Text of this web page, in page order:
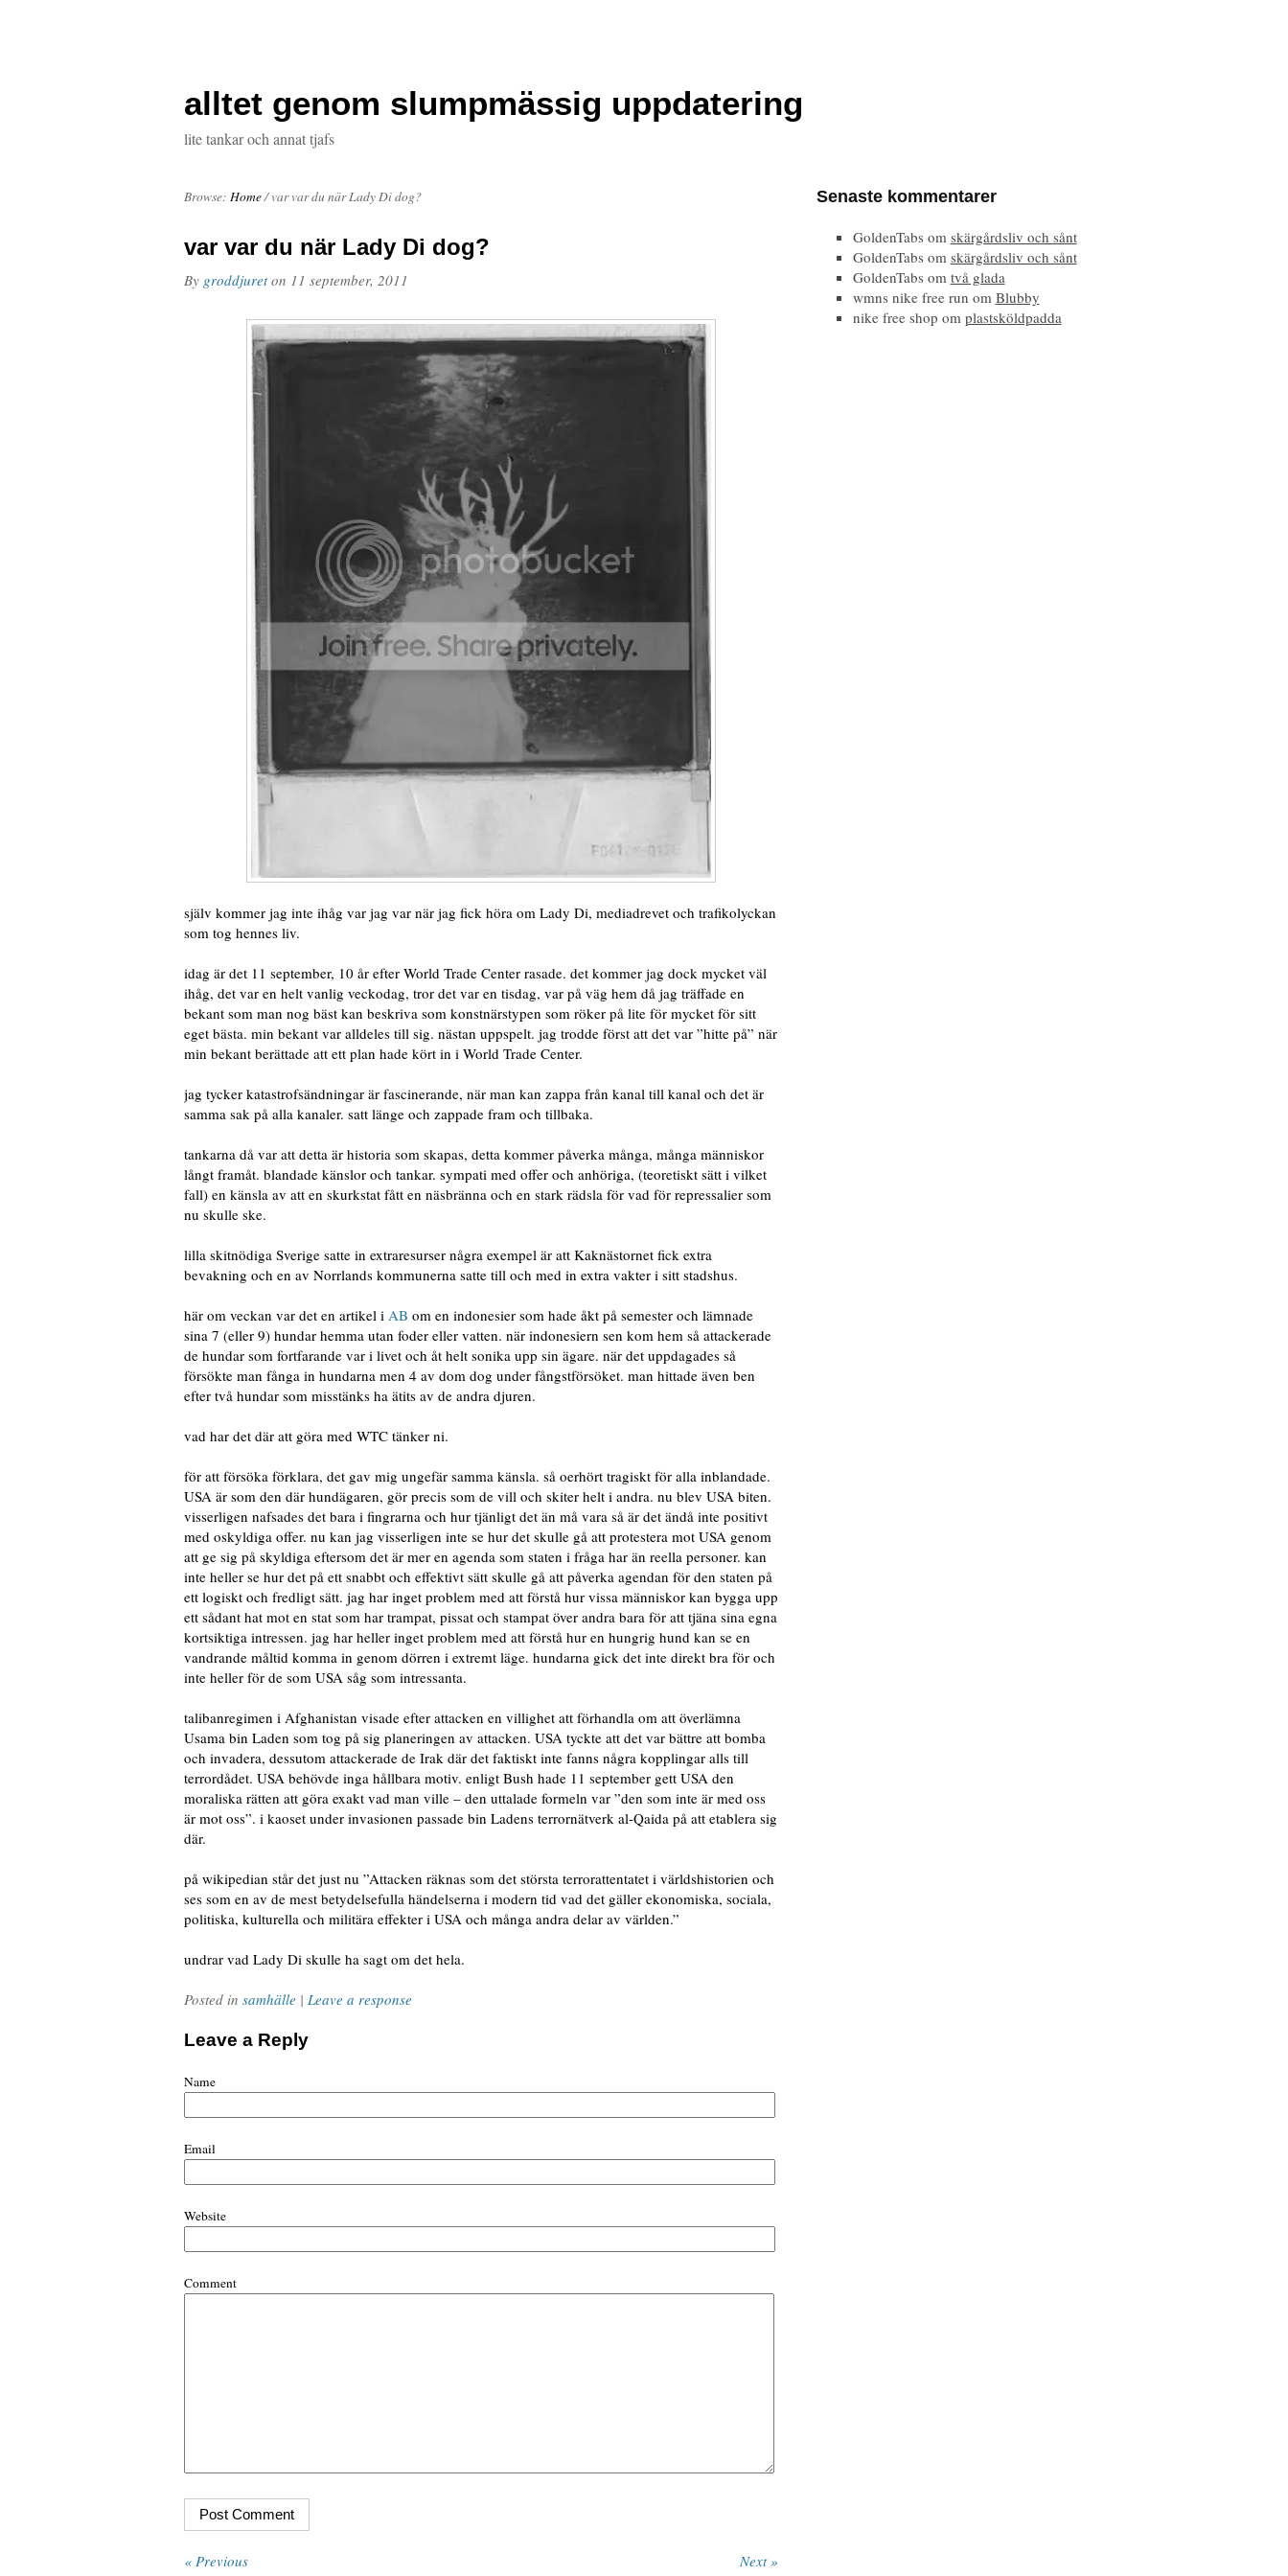
alltet genom slumpmässig uppdatering
lite tankar och annat tjafs
Browse: Home/ var var du när Lady Di dog?
var var du när Lady Di dog?
By groddjureton 11 september, 2011
själv kommer jag inte ihåg var jag var när jag fick höra om Lady Di, mediadrevet och trafikolyckan
som tog hennes liv.
idag är det 11 september, 10 år efter World Trade Center rasade. det kommer jag dock mycket väl
ihåg, det var en helt vanlig veckodag, tror det var en tisdag, var på väg hem då jag träffade en
bekant som man nog bäst kan beskriva som konstnärstypen som röker på lite för mycket för sitt
eget bästa. min bekant var alldeles till sig. nästan uppspelt. jag trodde först att det var ”hitte på” när
min bekant berättade att ett plan hade kört in i World Trade Center.
jag tycker katastrofsändningar är fascinerande, när man kan zappa från kanal till kanal och det är
samma sak på alla kanaler. satt länge och zappade fram och tillbaka.
tankarna då var att detta är historia som skapas, detta kommer påverka många, många människor
långt framåt. blandade känslor och tankar. sympati med offer och anhöriga, (teoretiskt sätt i vilket
fall) en känsla av att en skurkstat fått en näsbränna och en stark rädsla för vad för repressalier som
nu skulle ske.
lilla skitnödiga Sverige satte in extraresurser några exempel är att Kaknästornet fick extra
bevakning och en av Norrlands kommunerna satte till och med in extra vakter i sitt stadshus.
här om veckan var det en artikel i AB om en indonesier som hade åkt på semester och lämnade
sina 7 (eller 9) hundar hemma utan foder eller vatten. när indonesiern sen kom hem så attackerade
de hundar som fortfarande var i livet och åt helt sonika upp sin ägare. när det uppdagades så
försökte man fånga in hundarna men 4 av dom dog under fångstförsöket. man hittade även ben
efter två hundar som misstänks ha ätits av de andra djuren.
vad har det där att göra med WTC tänker ni.
för att försöka förklara, det gav mig ungefär samma känsla. så oerhört tragiskt för alla inblandade.
USA är som den där hundägaren, gör precis som de vill och skiter helt i andra. nu blev USA biten.
visserligen nafsades det bara i fingrarna och hur tjänligt det än må vara så är det ändå inte positivt
med oskyldiga offer. nu kan jag visserligen inte se hur det skulle gå att protestera mot USA genom
att ge sig på skyldiga eftersom det är mer en agenda som staten i fråga har än reella personer. kan
inte heller se hur det på ett snabbt och effektivt sätt skulle gå att påverka agendan för den staten på
ett logiskt och fredligt sätt. jag har inget problem med att förstå hur vissa människor kan bygga upp
ett sådant hat mot en stat som har trampat, pissat och stampat över andra bara för att tjäna sina egna
kortsiktiga intressen. jag har heller inget problem med att förstå hur en hungrig hund kan se en
vandrande måltid komma in genom dörren i extremt läge. hundarna gick det inte direkt bra för och
inte heller för de som USA såg som intressanta.
talibanregimen i Afghanistan visade efter attacken en villighet att förhandla om att överlämna
Usama bin Laden som tog på sig planeringen av attacken. USA tyckte att det var bättre att bomba
och invadera, dessutom attackerade de Irak där det faktiskt inte fanns några kopplingar alls till
terrordådet. USA behövde inga hållbara motiv. enligt Bush hade 11 september gett USA den
moraliska rätten att göra exakt vad man ville – den uttalade formeln var ”den som inte är med oss
är mot oss”. i kaoset under invasionen passade bin Ladens terrornätverk al-Qaida på att etablera sig
där.
på wikipedian står det just nu ”Attacken räknas som det största terrorattentatet i världshistorien och
ses som en av de mest betydelsefulla händelserna i modern tid vad det gäller ekonomiska, sociala,
politiska, kulturella och militära effekter i USA och många andra delar av världen.”
undrar vad Lady Di skulle ha sagt om det hela.
Posted in samhälle | Leave a response
Leave a Reply
Name
Email
Website
Comment
« Previous Next »
Senaste kommentarer
GoldenTabs om skärgårdsliv och sånt
GoldenTabs om skärgårdsliv och sånt
GoldenTabs om två glada
wmns nike free run om Blubby
nike free shop om plastsköldpadda